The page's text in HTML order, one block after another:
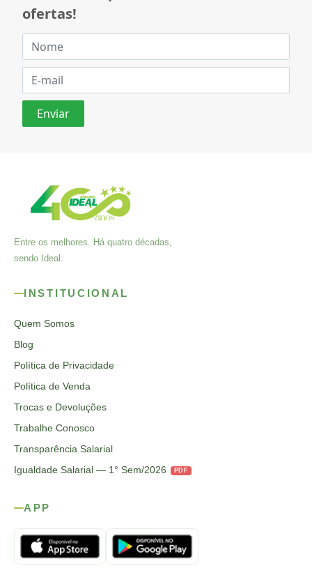
ofertas!
Entre os melhores. Há quatro décadas,
sendo Ideal.
INSTITUCIONAL
Quem Somos
Blog
Política de Privacidade
Política de Venda
Trocas e Devoluções
Trabalhe Conosco
Transparência Salarial
Igualdade Salarial — 1° Sem/2026
PDF
APP